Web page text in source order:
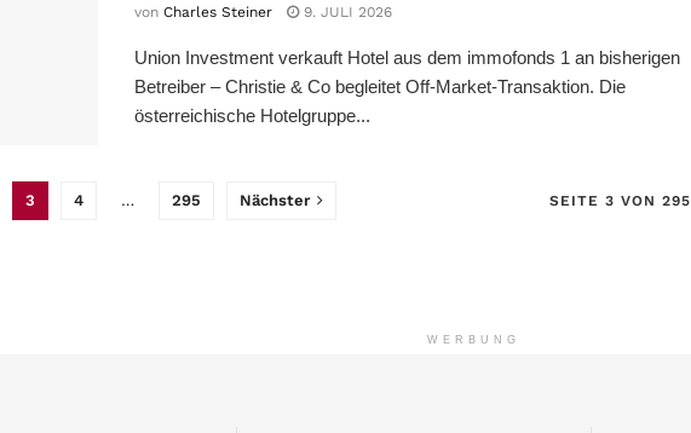
von Charles Steiner 9. JULI 2026
Union Investment verkauft Hotel aus dem immofonds 1 an bisherigen
Betreiber – Christie & Co begleitet Off-Market-Transaktion. Die
österreichische Hotelgruppe...
SEITE 3 VON 295
3 4 … 295 Nächster
WERBUNG